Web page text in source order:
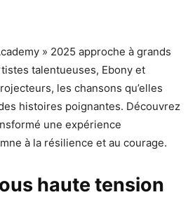
» 2025 approche à grands
talentueuses, Ebony et
les chansons qu’elles
histoires poignantes. Découvrez
une expérience
à la résilience et au courage.
haute tension